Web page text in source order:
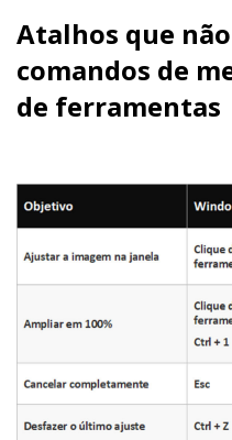
Atalhos que
comandos de
de ferramentas